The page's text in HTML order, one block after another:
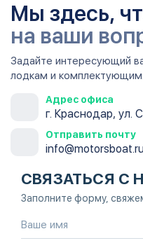
Мы здесь,
на ваши
Задайте интересующий
лодкам и
Адрес офиса
г. Краснодар, ул.
Отправить почту
info@motorsboat.ru
СВЯЗАТЬСЯ С
Заполните форму,